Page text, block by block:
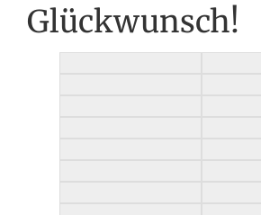
Glückwunsch!